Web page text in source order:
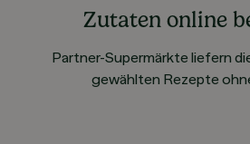
Zutaten online
Partner-Supermärkte liefern
gewählten Rezepte